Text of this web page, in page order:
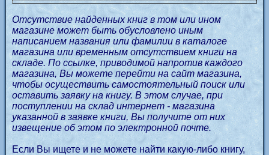
Отсутствие найденных книг в том или ином
магазине может быть обусловлено иным
написанием названия или фамилии в каталоге
магазина или временным отсутствием книги на
складе. По ссылке, приводимой напротив каждого
магазина, Вы можете перейти на сайт магазина,
чтобы осуществить самостоятельный поиск или
оставить заявку на книгу. В этом случае, при
поступлении на склад интернет - магазина
указанной в заявке книги, Вы получите от них
извещение об этом по электронной почте.
Если Вы ищете и не можете найти какую-либо книгу,